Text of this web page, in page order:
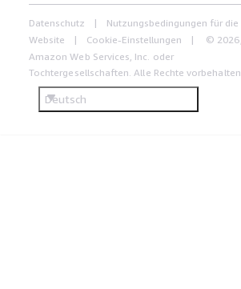
Datenschutz
Nutzungsbedingungen für die
Website
Cookie-Einstellungen
© 2026,
Amazon Web Services, Inc. oder
Tochtergesellschaften. Alle Rechte vorbehalten.
Deutsch